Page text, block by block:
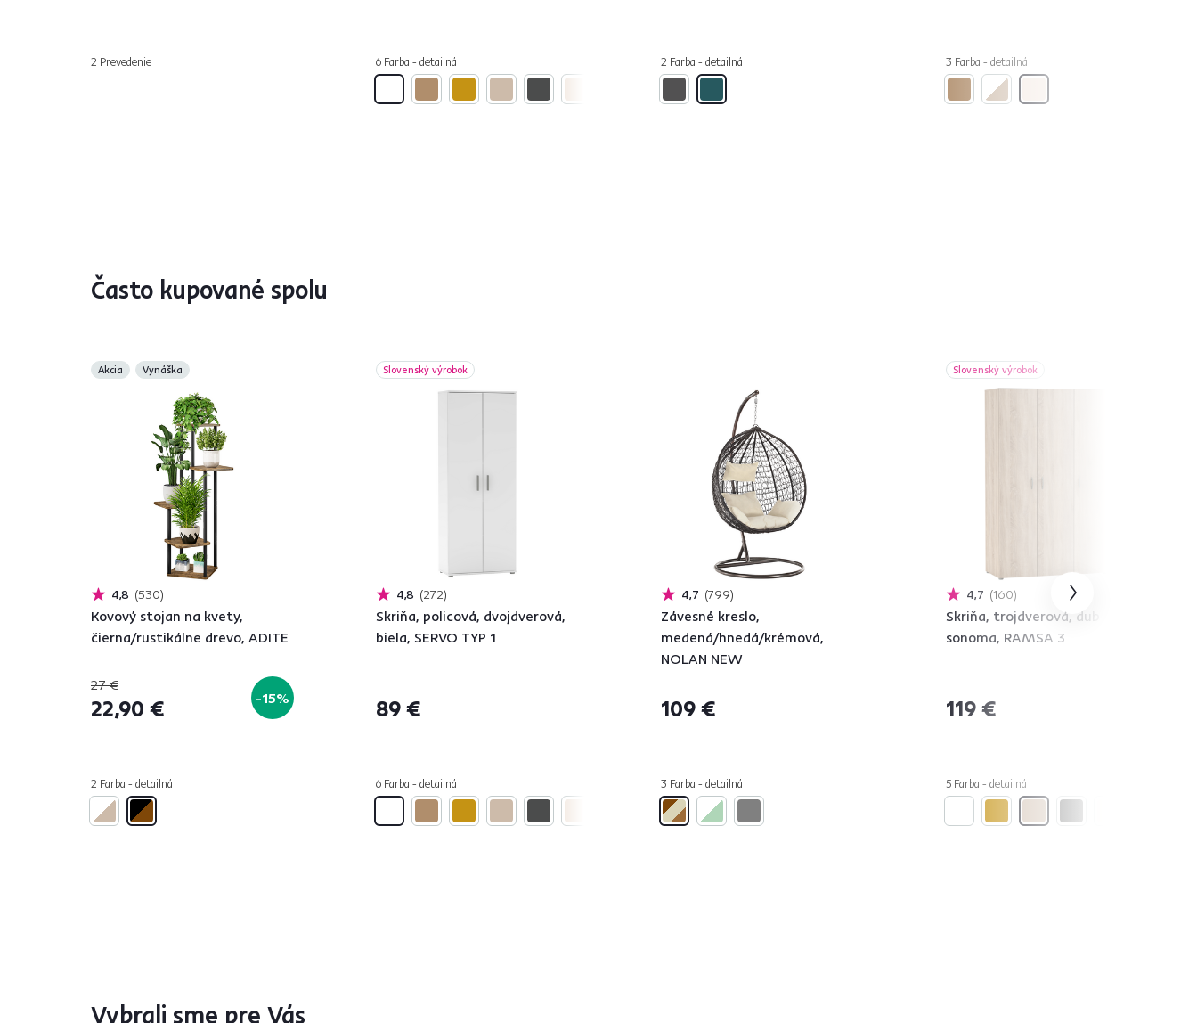
2 Prevedenie 6 Farba - detailná 2 Farba - detailná 3 Farba - detailná
Často kupované spolu
Akcia Vynáška
4,8 530
Kovový stojan na kvety,
čierna/rustikálne drevo, ADITE
27 €
22,90 € -15%
2 Farba - detailná
Slovenský výrobok
4,8 272
Skriňa, policová, dvojdverová,
biela, SERVO TYP 1
89 €
6 Farba - detailná
4,7 799
Závesné kreslo,
medená/hnedá/krémová,
NOLAN NEW
109 €
3 Farba - detailná
Slovenský výrobok
4,7 160
Skriňa, trojdverová, dub
sonoma, RAMSA 3
119 €
5 Farba - detailná
Vybrali sme pre Vás